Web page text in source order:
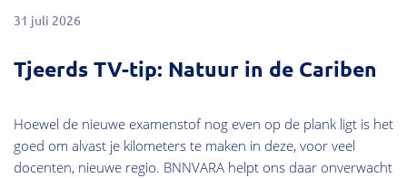
31 juli 2026
Tjeerds TV-tip: Natuur in de Cariben
Hoewel de nieuwe examenstof nog even op de plank ligt is het
goed om alvast je kilometers te maken in deze, voor veel
docenten, nieuwe regio. BNNVARA helpt ons daar onverwacht